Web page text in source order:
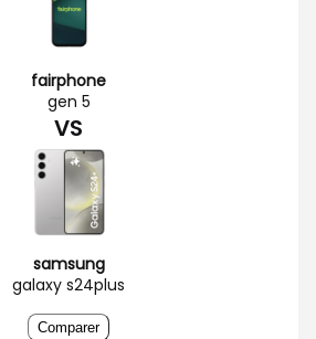
fairphone
gen 5
VS
samsung
galaxy s24plus
Comparer